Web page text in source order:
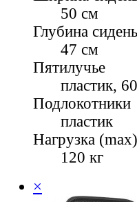
50 см
Глубина
47 см
Пятилучье
пластик,
Подлокотники
пластик
Нагрузка (max)
120 кг
×